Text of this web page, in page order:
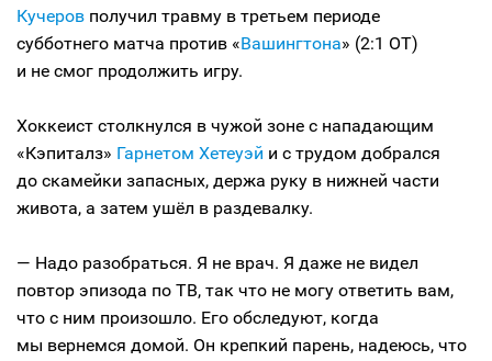
Кучеров получил травму в третьем периоде
субботнего матча против «Вашингтона» (2:1 ОТ)
и не смог продолжить игру.
Хоккеист столкнулся в чужой зоне с нападающим
«Кэпиталз» Гарнетом Хетеуэй и с трудом добрался
до скамейки запасных, держа руку в нижней части
живота, а затем ушёл в раздевалку.
— Надо разобраться. Я не врач. Я даже не видел
повтор эпизода по ТВ, так что не могу ответить вам,
что с ним произошло. Его обследуют, когда
мы вернемся домой. Он крепкий парень, надеюсь, что